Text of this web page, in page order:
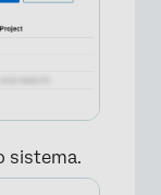
sistema.